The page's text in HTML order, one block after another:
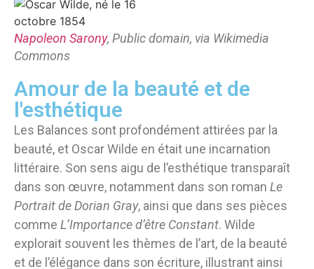
Napoleon Sarony, Public domain, via Wikimedia
Commons
Amour de la beauté et de
l'esthétique
Les Balances sont profondément attirées par la
beauté, et Oscar Wilde en était une incarnation
littéraire. Son sens aigu de l’esthétique transparaît
dans son œuvre, notamment dans son roman Le
Portrait de Dorian Gray, ainsi que dans ses pièces
comme L’Importance d’être Constant. Wilde
explorait souvent les thèmes de l’art, de la beauté
et de l’élégance dans son écriture, illustrant ainsi